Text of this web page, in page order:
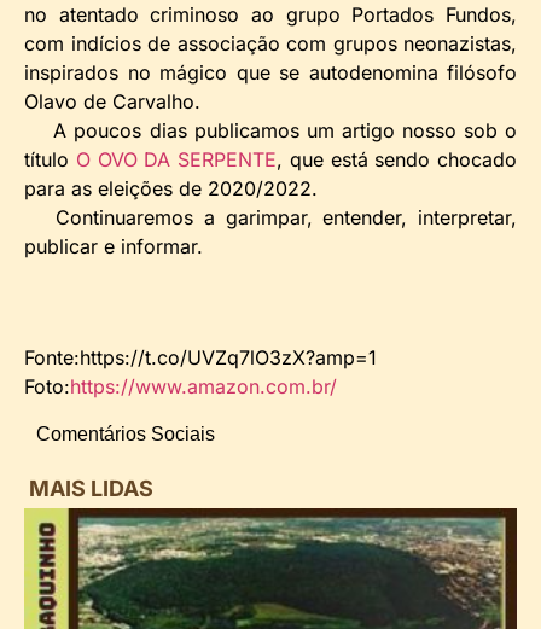
no atentado criminoso ao grupo Portados Fundos,
com indícios de associação com grupos neonazistas,
inspirados no mágico que se autodenomina filósofo
Olavo de Carvalho.
A poucos dias publicamos um artigo nosso sob o
título O OVO DA SERPENTE, que está sendo chocado
para as eleições de 2020/2022.
Continuaremos a garimpar, entender, interpretar,
publicar e informar.
Fonte:https://t.co/UVZq7lO3zX?amp=1
Foto:https://www.amazon.com.br/
Comentários Sociais
MAIS LIDAS